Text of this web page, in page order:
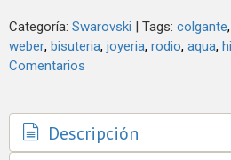
Categoría: Swarovski | Tags: colgante
weber bisuteria joyeria rodio aqua
Comentarios
Descripción